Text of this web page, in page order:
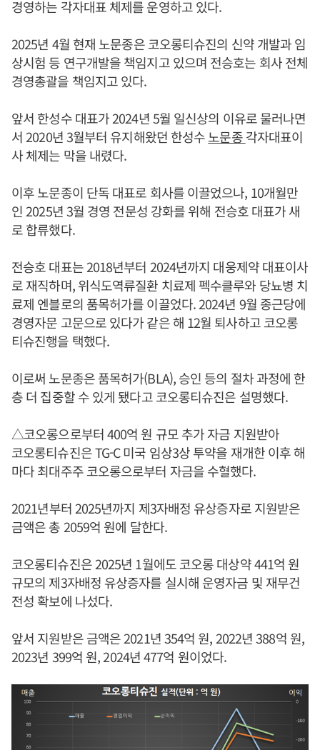
경영하는 각자대표 체제를 운영하고 있다.
2025년 4월 현재 노문종은 코오롱티슈진의 신약 개발과 임
상시험 등 연구개발을 책임지고 있으며 전승호는 회사 전체
경영총괄을 책임지고 있다.
앞서 한성수 대표가 2024년 5월 일신상의 이유로 물러나면
서 2020년 3월부터 유지해왔던 한성수노문종각자대표이
사 체제는 막을 내렸다.
이후 노문종이 단독 대표로 회사를 이끌었으나, 10개월만
인 2025년 3월 경영 전문성 강화를 위해 전승호 대표가 새
로 합류했다.
전승호 대표는 2018년부터 2024년까지 대웅제약 대표이사
로 재직하며, 위식도역류질환 치료제 펙수클루와 당뇨병 치
료제 엔블로의 품목허가를 이끌었다. 2024년 9월 종근당에
경영자문 고문으로 있다가 같은 해 12월 퇴사하고 코오롱
티슈진행을 택했다.
이로써 노문종은 품목허가(BLA), 승인 등의 절차 과정에 한
층 더 집중할 수 있게 됐다고 코오롱티슈진은 설명했다.
△코오롱으로부터 400억 원 규모 추가 자금 지원받아
코오롱티슈진은 TG-C 미국 임상3상 투약을 재개한 이후 해
마다 최대주주 코오롱으로부터 자금을 수혈했다.
2021년부터 2025년까지 제3자배정 유상증자로 지원받은
금액은 총 2059억 원에 달한다.
코오롱티슈진은 2025년 1월에도 코오롱 대상약 441억 원
규모의 제3자배정 유상증자를 실시해 운영자금 및 재무건
전성 확보에 나섰다.
앞서 지원받은 금액은 2021년 354억 원, 2022년 388억 원,
2023년 399억 원, 2024년 477억 원이었다.